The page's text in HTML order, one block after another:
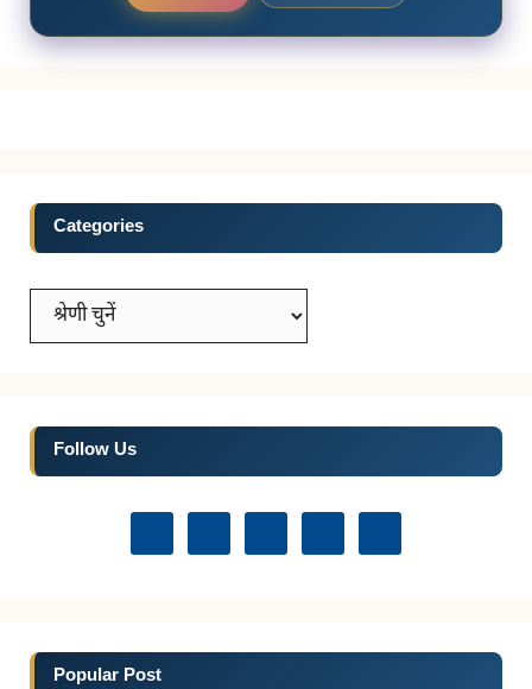
Categories
Categories
Follow Us
Popular Post